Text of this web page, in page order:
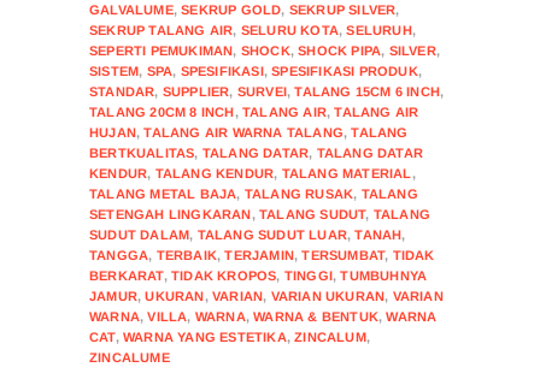
GALVALUME,SEKRUP GOLD, SEKRUP SILVER,
SEKRUP TALANG AIR, SELURU KOTA,SELURUH,
SEPERTI PEMUKIMAN, SHOCK,SHOCK PIPA, SILVER,
SISTEM, SPA, SPESIFIKASI,SPESIFIKASI PRODUK,
STANDAR, SUPPLIER, SURVEI,TALANG 15CM 6 INCH,
TALANG 20CM 8 INCH,TALANG AIR,TALANG AIR
HUJAN,TALANG AIR WARNA TALANG,TALANG
BERTKUALITAS, TALANG DATAR, TALANG DATAR
KENDUR, TALANG KENDUR, TALANG MATERIAL ,
TALANG METAL BAJA, TALANG RUSAK, TALANG
SETENGAH LINGKARAN,TALANG SUDUT, TALANG
SUDUT DALAM, TALANG SUDUT LUAR,TANAH,
TANGGA, TERBAIK,TERJAMIN,TERSUMBAT, TIDAK
BERKARAT,TIDAK KROPOS, TINGGI,TUMBUHNYA
JAMUR,UKURAN,VARIAN, VARIAN UKURAN, VARIAN
WARNA,VILLA, WARNA,WARNA & BENTUK,WARNA
CAT,WARNA YANG ESTETIKA,ZINCALUM,
ZINCALUME